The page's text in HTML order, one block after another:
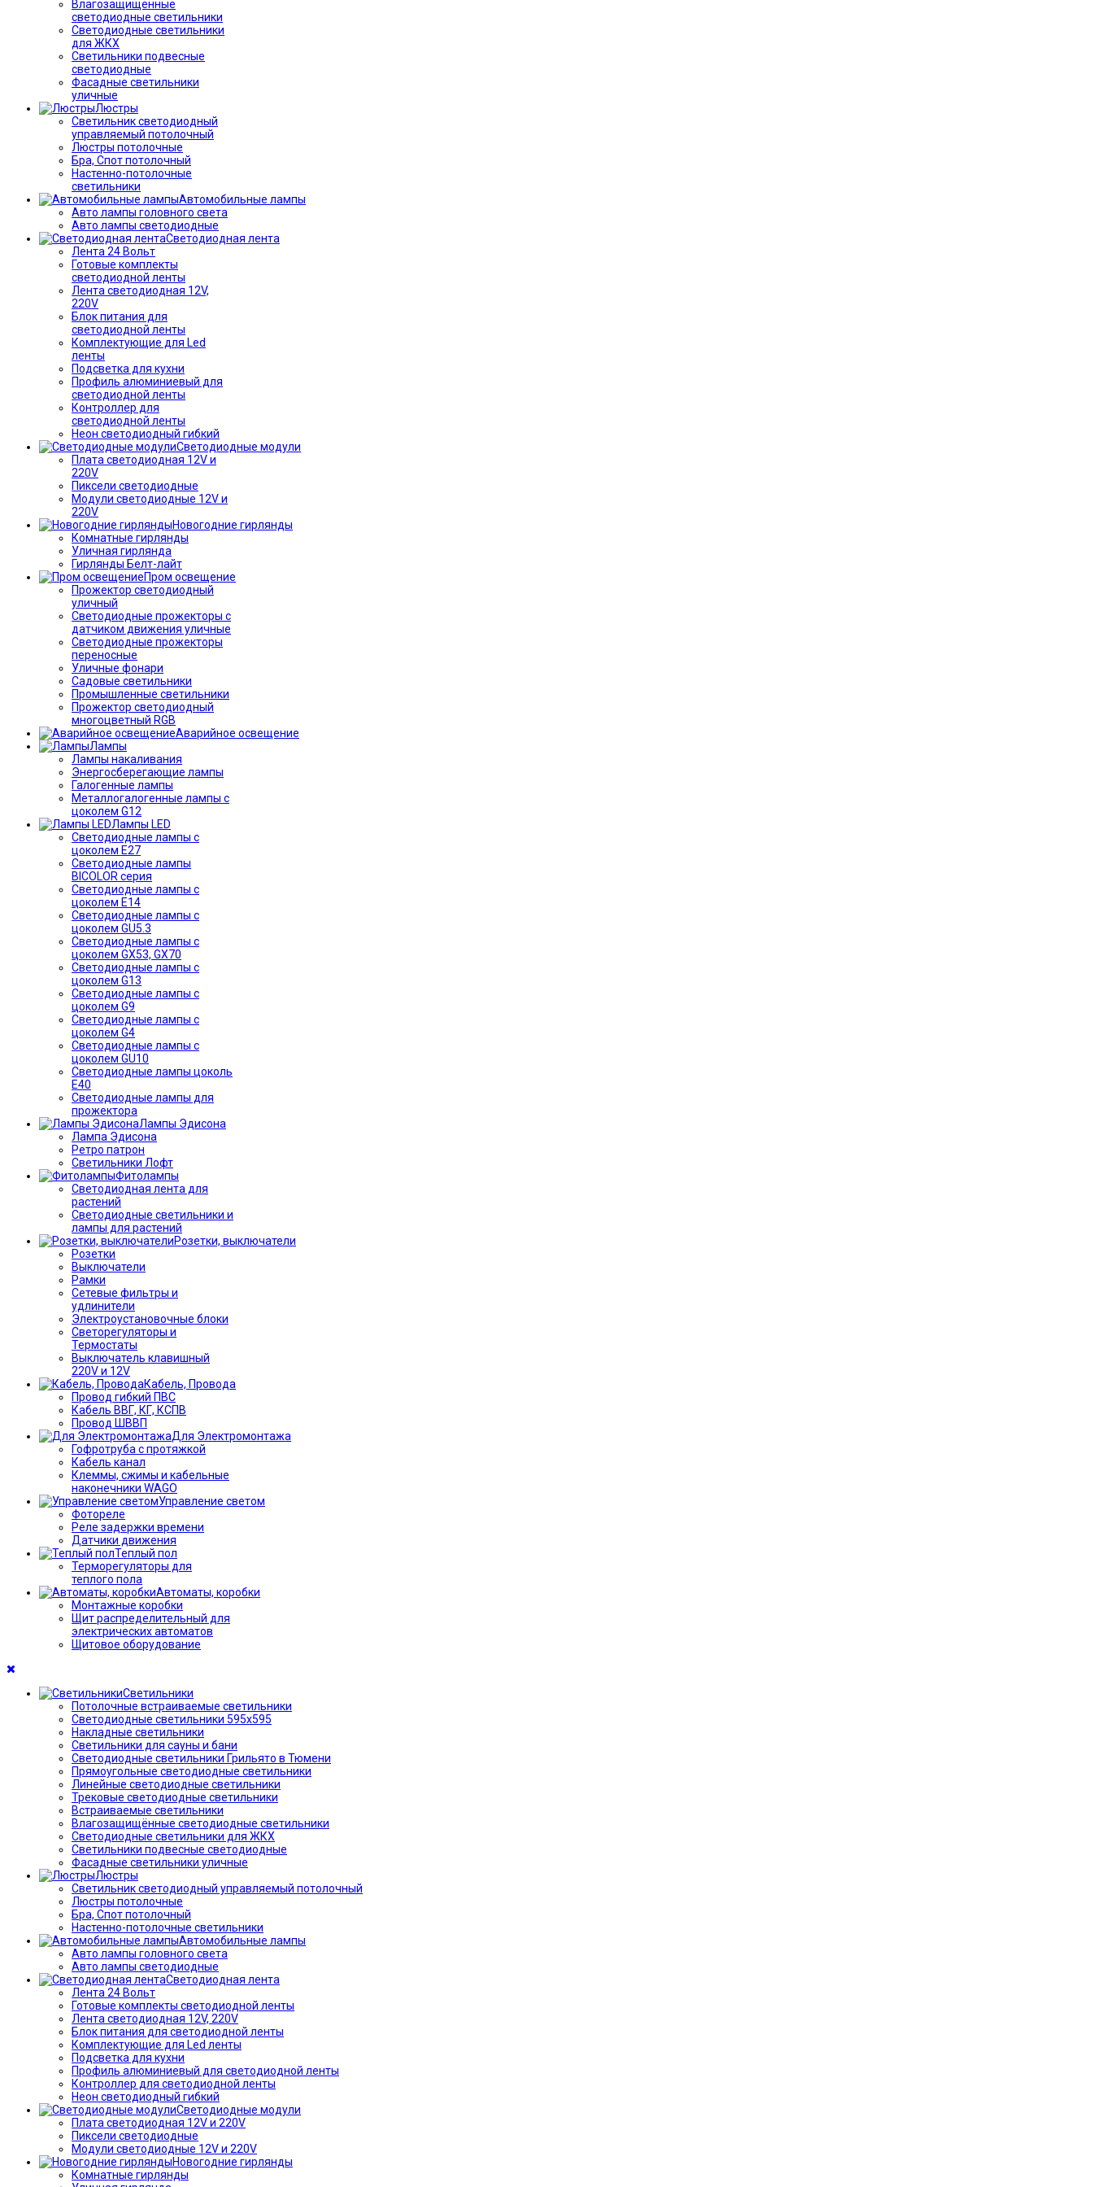
Влагозащищённые
светодиодные светильники
Светодиодные светильники
для ЖКХ
Светильники подвесные
светодиодные
Фасадные светильники
уличные
Люстры
Светильник светодиодный
управляемый потолочный
Люстры потолочные
Бра, Спот потолочный
Настенно-потолочные
светильники
Автомобильные лампы
Авто лампы головного света
Авто лампы светодиодные
Светодиодная лента
Лента 24 Вольт
Готовые комплекты
светодиодной ленты
Лента светодиодная 12V,
220V
Блок питания для
светодиодной ленты
Комплектующие для Led
ленты
Подсветка для кухни
Профиль алюминиевый для
светодиодной ленты
Контроллер для
светодиодной ленты
Неон светодиодный гибкий
Светодиодные модули
Плата светодиодная 12V и
220V
Пиксели светодиодные
Модули светодиодные 12V и
220V
Новогодние гирлянды
Комнатные гирлянды
Уличная гирлянда
Гирлянды Белт-лайт
Пром освещение
Прожектор светодиодный
уличный
Светодиодные прожекторы с
датчиком движения уличные
Светодиодные прожекторы
переносные
Уличные фонари
Садовые светильники
Промышленные светильники
Прожектор светодиодный
многоцветный RGB
Аварийное освещение
Лампы
Лампы накаливания
Энергосберегающие лампы
Галогенные лампы
Металлогалогенные лампы с
цоколем G12
Лампы LED
Светодиодные лампы с
цоколем E27
Светодиодные лампы
BICOLOR серия
Светодиодные лампы с
цоколем E14
Светодиодные лампы с
цоколем GU5.3
Светодиодные лампы с
цоколем GX53, GX70
Светодиодные лампы с
цоколем G13
Светодиодные лампы с
цоколем G9
Светодиодные лампы с
цоколем G4
Светодиодные лампы с
цоколем GU10
Светодиодные лампы цоколь
Е40
Светодиодные лампы для
прожектора
Лампы Эдисона
Лампа Эдисона
Ретро патрон
Светильники Лофт
Фитолампы
Светодиодная лента для
растений
Светодиодные светильники и
лампы для растений
Розетки, выключатели
Розетки
Выключатели
Рамки
Сетевые фильтры и
удлинители
Электроустановочные блоки
Светорегуляторы и
Термостаты
Выключатель клавишный
220V и 12V
Кабель, Провода
Провод гибкий ПВС
Кабель ВВГ, КГ, КСПВ
Провод ШВВП
Для Электромонтажа
Гофротруба с протяжкой
Кабель канал
Клеммы, сжимы и кабельные
наконечники WAGO
Управление светом
Фотореле
Реле задержки времени
Датчики движения
Теплый пол
Терморегуляторы для
теплого пола
Автоматы, коробки
Монтажные коробки
Щит распределительный для
электрических автоматов
Щитовое оборудование
Светильники
Потолочные встраиваемые светильники
Светодиодные светильники 595х595
Накладные светильники
Светильники для сауны и бани
Светодиодные светильники Грильято в Тюмени
Прямоугольные светодиодные светильники
Линейные светодиодные светильники
Трековые светодиодные светильники
Встраиваемые светильники
Влагозащищённые светодиодные светильники
Светодиодные светильники для ЖКХ
Светильники подвесные светодиодные
Фасадные светильники уличные
Люстры
Светильник светодиодный управляемый потолочный
Люстры потолочные
Бра, Спот потолочный
Настенно-потолочные светильники
Автомобильные лампы
Авто лампы головного света
Авто лампы светодиодные
Светодиодная лента
Лента 24 Вольт
Готовые комплекты светодиодной ленты
Лента светодиодная 12V, 220V
Блок питания для светодиодной ленты
Комплектующие для Led ленты
Подсветка для кухни
Профиль алюминиевый для светодиодной ленты
Контроллер для светодиодной ленты
Неон светодиодный гибкий
Светодиодные модули
Плата светодиодная 12V и 220V
Пиксели светодиодные
Модули светодиодные 12V и 220V
Новогодние гирлянды
Комнатные гирлянды